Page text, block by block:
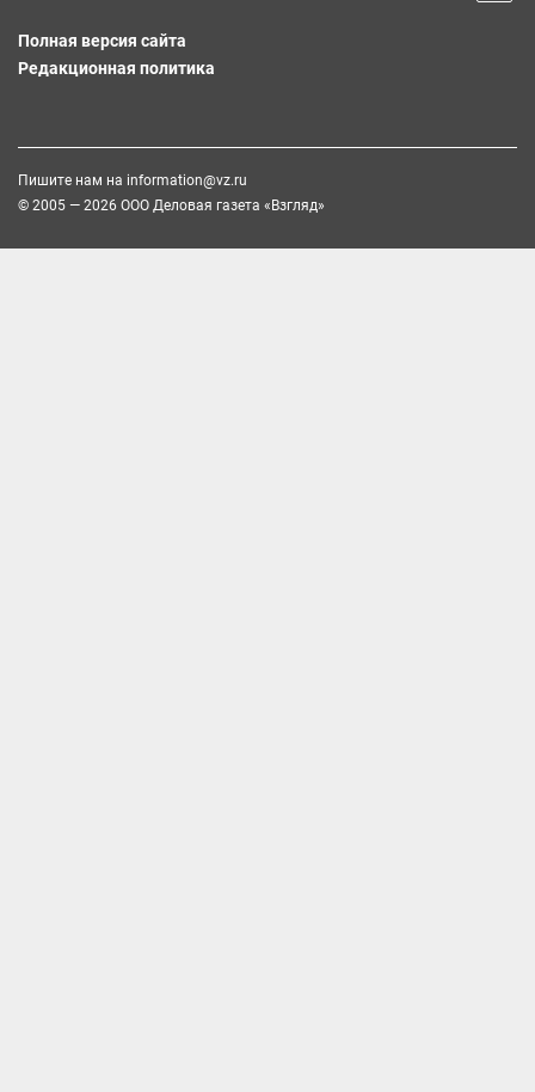
Полная версия сайта
Редакционная политика
Пишите нам на information@vz.ru
© 2005 — 2026 ООО Деловая газета «Взгляд»